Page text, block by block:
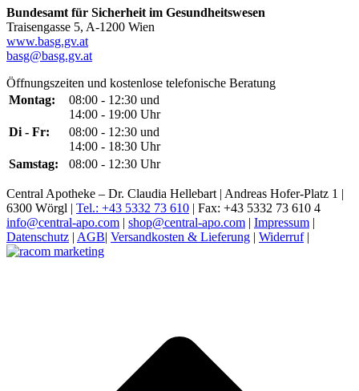
Bundesamt für Sicherheit im Gesundheitswesen
Traisengasse 5, A-1200 Wien
www.basg.gv.at
basg@basg.gv.at
Öffnungszeiten und kostenlose telefonische Beratung
Montag:
08:00 - 12:30 und
14:00 - 19:00 Uhr
Di - Fr:
08:00 - 12:30 und
14:00 - 18:30 Uhr
Samstag:
08:00 - 12:30 Uhr
Central Apotheke – Dr. Claudia Hellebart | Andreas Hofer-Platz 1 |
6300 Wörgl | Tel.: +43 5332 73 610 | Fax: +43 5332 73 610 4
info@central-apo.com
shop@central-apo.com Impressum
Datenschutz AGB Versandkosten & Lieferung Widerruf|